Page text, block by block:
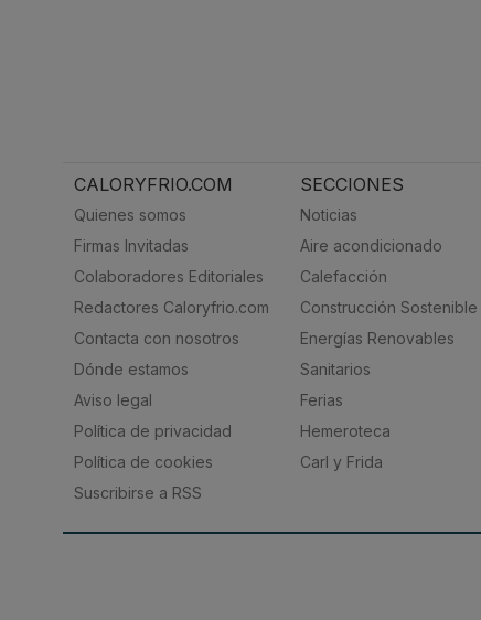
CALORYFRIO.COM
Quienes somos
Firmas Invitadas
Colaboradores Editoriales
Redactores Caloryfrio.com
Contacta con nosotros
Dónde estamos
Aviso legal
Política de privacidad
Política de cookies
Suscribirse a RSS
SECCIONES
Noticias
Aire acondicionado
Calefacción
Construcción Sostenible
Energías Renovables
Sanitarios
Ferias
Hemeroteca
Carl y Frida